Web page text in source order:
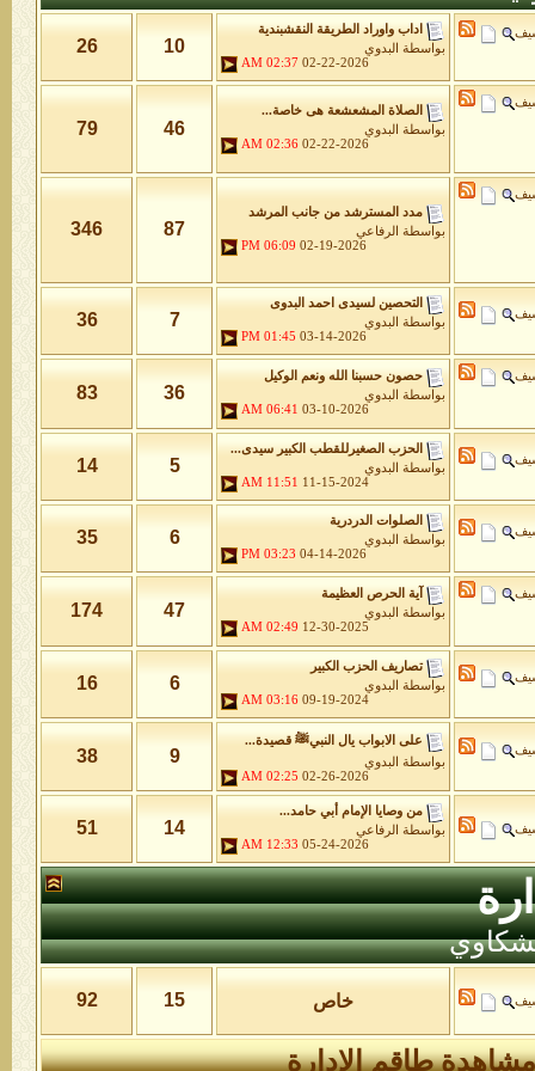
اداب واوراد الطريقة النقشبندية
بواسطة
البدوي
02-22-2026
02:37 AM
10
26
الصلاة المشعشعة هى خاصة...
بواسطة
البدوي
02-22-2026
02:36 AM
46
79
مدد المسترشد من جانب المرشد
بواسطة
الرفاعي
02-19-2026
06:09 PM
87
346
التحصين لسيدى احمد البدوى
بواسطة
البدوي
03-14-2026
01:45 PM
7
36
حصون حسبنا الله ونعم الوكيل
بواسطة
البدوي
03-10-2026
06:41 AM
36
83
الحزب الصغيرللقطب الكبير سيدى...
بواسطة
البدوي
11-15-2024
11:51 AM
5
14
الصلوات الدردرية
بواسطة
البدوي
04-14-2026
03:23 PM
6
35
آية الحرص العظيمة
بواسطة
البدوي
12-30-2025
02:49 AM
47
174
تصاريف الحزب الكبير
بواسطة
البدوي
09-19-2024
03:16 AM
6
16
على الابواب يال النبيﷺ قصيدة...
بواسطة
البدوي
02-26-2026
02:25 AM
9
38
من وصايا الإمام أبي حامد...
بواسطة
الرفاعي
05-24-2026
12:33 AM
14
51
خاص 15
92
طاقم الإدارة